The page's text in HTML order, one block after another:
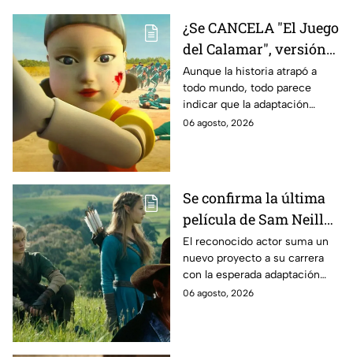
¿Se CANCELA "El Juego
del Calamar", versión
Estados Unidos? Esto
es lo que se sabe al
momento
Aunque la historia atrapó a
todo mundo, todo parece
indicar que la adaptación
podría ser cancelada:
06 agosto, 2026
Se confirma la última
película de Sam Neill
antes de morir: esto es
lo que se sabe hasta
ahora
El reconocido actor suma un
nuevo proyecto a su carrera
con la esperada adaptación
cinematográfica del popular
06 agosto, 2026